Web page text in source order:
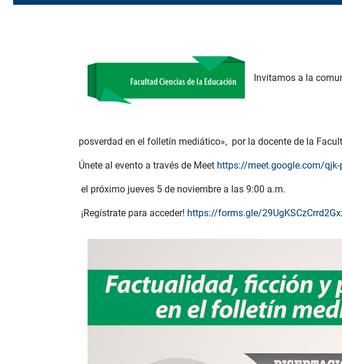
Invitamos a la
posverdad en el folletín mediático», por la docente de la
Únete al evento a través de Meet https://meet.google.com/
el próximo jueves 5 de noviembre a las 9:00 a.m.
¡Regístrate para acceder! https://forms.gle/